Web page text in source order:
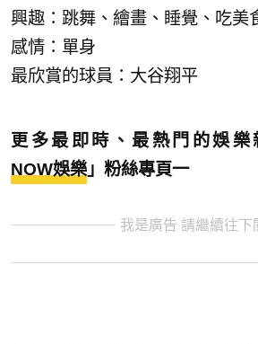
興趣：跳舞、繪畫、睡覺、吃美
感情：單身
最欣賞的球員：大谷翔平
更多最即時、最熱門的娛樂
NOW娛樂 」粉絲專頁一
我是廣告 請繼續往下